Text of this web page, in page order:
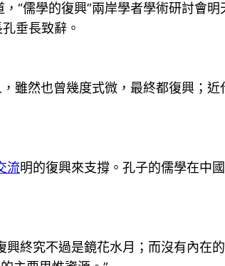
學的復興”兩岸學者學術研討會明
垂長致辭。
也曾幾度式微，最終都復興；近
流明的復興來支撐。孔子的儒學在中
究不過是鏡花水月；而沒有內在的